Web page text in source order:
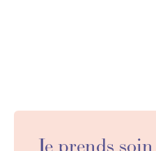
Je prends